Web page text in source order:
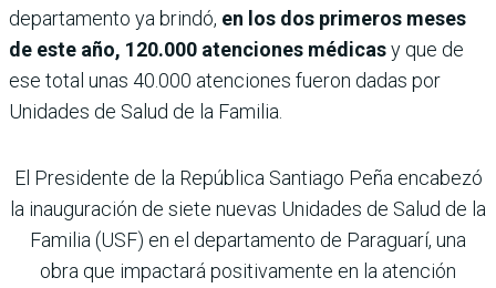
departamento ya brindó, en los dos primeros meses
de este año, 120.000 atenciones médicasy que de
ese total unas 40.000 atenciones fueron dadas por
Unidades de Salud de la Familia.
El Presidente de la República Santiago Peña encabezó
la inauguración de siete nuevas Unidades de Salud de la
Familia (USF) en el departamento de Paraguarí, una
obra que impactará positivamente en la atención